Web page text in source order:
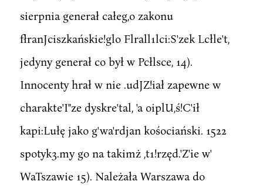
sierpnia generał całeg,o zakonu
fłranJciszkańskie!glo Flrall1lci:S'zek Lcłle't,
jedyny generał co był w Pcłlsce, 14).
Innocenty hrał w nie .udJZ!iał zapewne w
charakte'I"ze dyskre'tal, 'a oiplU,ś!C'ił
kapi:Lułę jako g'wa'rdjan kośociański. 1522
spotyk3.my go na takimż ,t1!rzęd.'Z'ie w'
WaTszawie 15). Należała Warszawa do